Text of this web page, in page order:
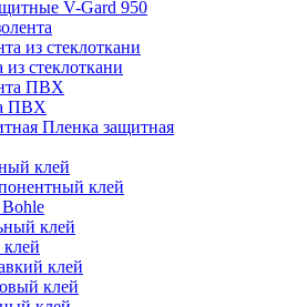
V-Gard 950
из стеклоткани
ПВХ
Пленка защитная
клей
клей
клей
клей
клей